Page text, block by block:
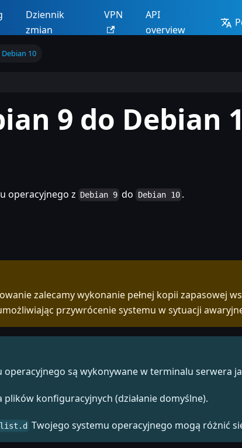
Dziennik
zmian
VPN
API
overview
Debian 10
9 do Debian
operacyjnego z Debian 9 do Debian 10 .
zalecamy wykonanie pełnej kopii zapasowej
przywrócenie systemu w sytuacji
operacyjnego są wykonywane w terminalu serwera
konfiguracyjnych (działanie domyślne).
Twojego systemu operacyjnego mogą różnić